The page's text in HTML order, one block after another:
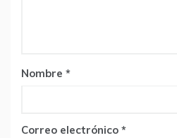
Nombre *
Correo electrónico *